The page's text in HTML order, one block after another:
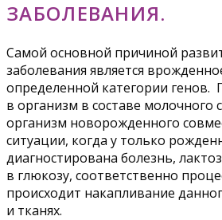
ЗАБОЛЕВАНИЯ.
Самой основной причиной
заболевания является
определенной категории генов.
в организм в составе молочного
организм новорожденного
ситуации, когда у только
диагностирована болезнь,
в глюкозу, соответственно
происходит накапливание
и тканях.